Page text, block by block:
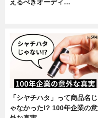
えるべきオーディ…
「シヤチハタ」って商品名じ
ゃなかった!? 100年企業の意